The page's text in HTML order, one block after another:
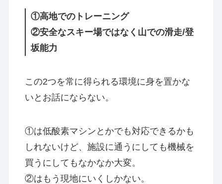
①高地でのトレーニング
②安全なスキー場ではなく山での滑走/登
坂能力
この2つを常に得られる環境に身を置かな
いとお話にならない。
①は低酸素マシンとかでも対応できるかも
しれないけど、施設に通うにしても機械を
買うにしてもなかなか大変。
②はもう現地にいくしかない。